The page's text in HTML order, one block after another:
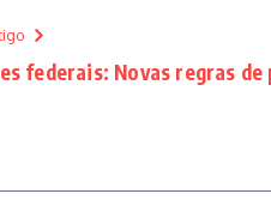
federais: Novas regras